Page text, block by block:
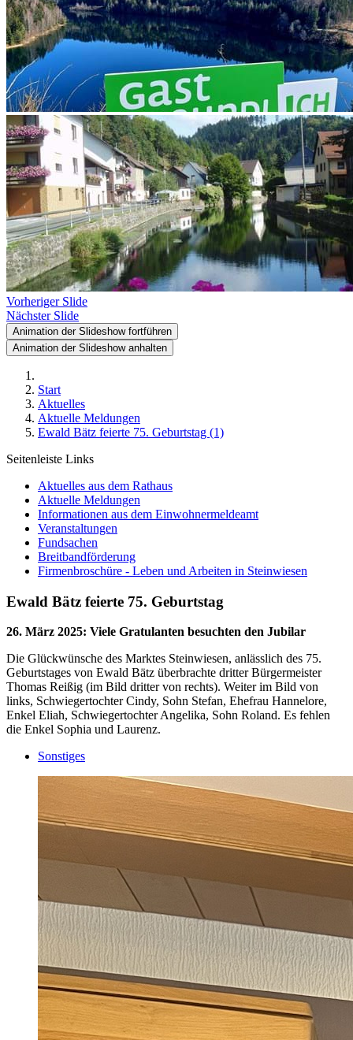
Vorheriger Slide
Nächster Slide
Animation der Slideshow fortführen
Animation der Slideshow anhalten
Start
Aktuelles
Aktuelle Meldungen
Ewald Bätz feierte 75. Geburtstag (1)
Seitenleiste Links
Aktuelles aus dem Rathaus
Aktuelle Meldungen
Informationen aus dem Einwohnermeldeamt
Veranstaltungen
Fundsachen
Breitbandförderung
Firmenbroschüre - Leben und Arbeiten in Steinwiesen
Ewald Bätz feierte 75. Geburtstag
26. März 2025: Viele Gratulanten besuchten den Jubilar
Die Glückwünsche des Marktes Steinwiesen, anlässlich des 75.
Geburtstages von Ewald Bätz überbrachte dritter Bürgermeister
Thomas Reißig (im Bild dritter von rechts). Weiter im Bild von
links, Schwiegertochter Cindy, Sohn Stefan, Ehefrau Hannelore,
Enkel Eliah, Schwiegertochter Angelika, Sohn Roland. Es fehlen
die Enkel Sophia und Laurenz.
Sonstiges